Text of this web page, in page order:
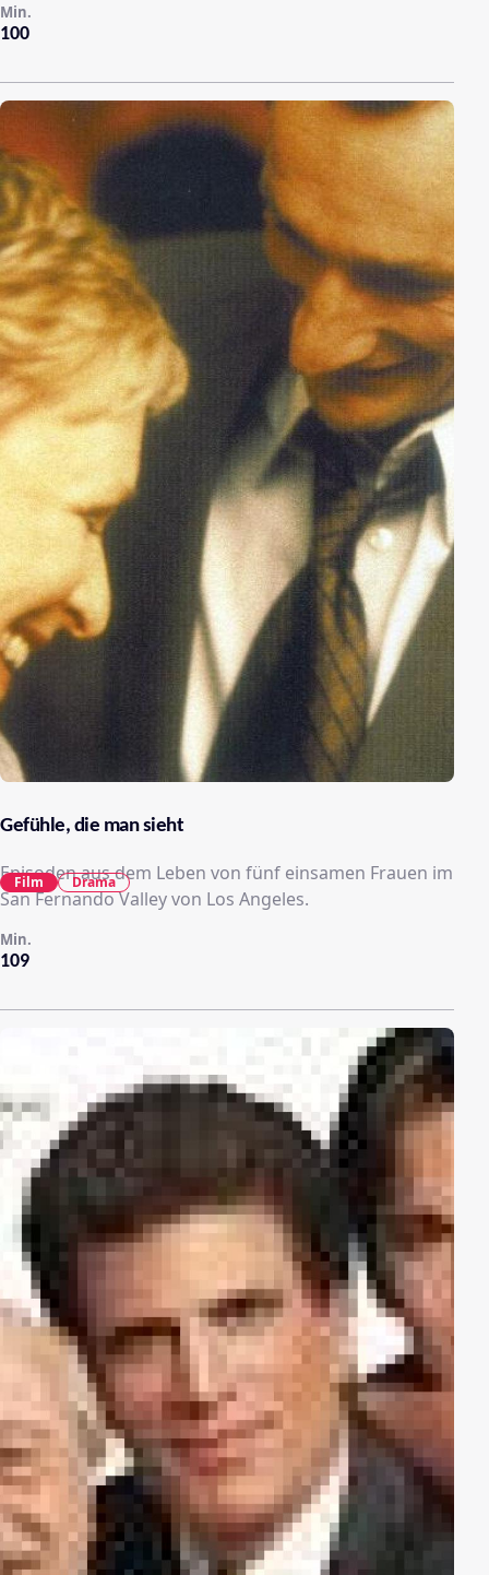
100
Min.
Gefühle, die man sieht
Episoden aus dem Leben von fünf einsamen Frauen im
San Fernando Valley von Los Angeles.
109
Min.
Film Drama